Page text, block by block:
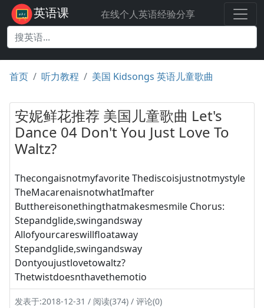
英语课 在线个人英语经验分享
首页 听力教程 美国 Kidsongs 英语儿童歌曲
安妮鲜花推荐 美国儿童歌曲 Let's
Dance 04 Don't You Just Love To
Waltz?
Thecongaisnotmyfavorite Thediscoisjustnotmystyle
TheMacarenaisnotwhatImafter
Butthereisonethingthatmakesmesmile Chorus:
Stepandglide,swingandsway
Allofyourcareswillfloataway
Stepandglide,swingandsway
Dontyoujustlovetowaltz?
Thetwistdoesnthavethemotio
发表于:2018-12-31 / 阅读(374) / 评论(0)